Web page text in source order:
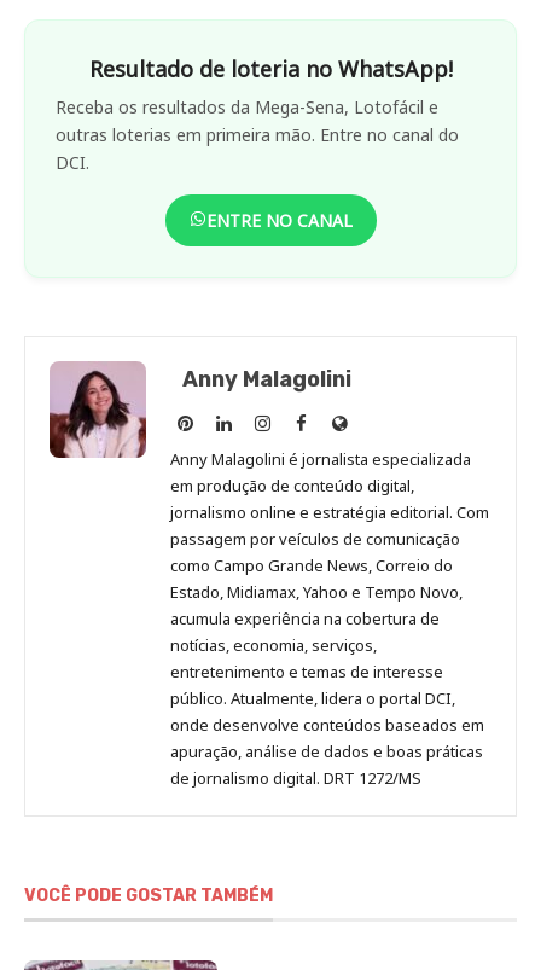
Resultado de loteria no WhatsApp!
Receba os resultados da Mega-Sena, Lotofácil e
outras loterias em primeira mão. Entre no canal do
DCI.
ENTRE NO CANAL
Anny Malagolini
Anny
Malagolini
no
Pinterest
Anny
Malagolini
no
LinkedIn
Anny
Malagolini
no
Instagram
Anny
Malagolini
no
Facebook
Site
de
Anny
Malagolini
Anny Malagolini é jornalista especializada
em produção de conteúdo digital,
jornalismo online e estratégia editorial. Com
passagem por veículos de comunicação
como Campo Grande News, Correio do
Estado, Midiamax, Yahoo e Tempo Novo,
acumula experiência na cobertura de
notícias, economia, serviços,
entretenimento e temas de interesse
público. Atualmente, lidera o portal DCI,
onde desenvolve conteúdos baseados em
apuração, análise de dados e boas práticas
de jornalismo digital. DRT 1272/MS
VOCÊ PODE GOSTAR TAMBÉM